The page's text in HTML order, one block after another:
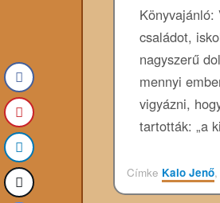
Könyvajánló:
családot,
nagyszerű
mennyi
vigyázni,
tartották: „a
Címke Kalo Jenő,